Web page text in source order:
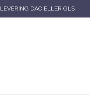
LEVERING DAO ELLER GLS